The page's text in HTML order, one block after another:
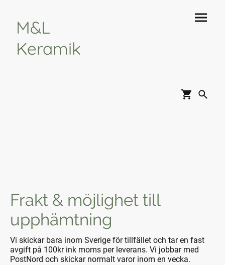
M&L
Keramik
Frakt & möjlighet till
upphämtning
Vi skickar bara inom Sverige för tillfället och tar en fast
avgift på 100kr ink moms per leverans. Vi jobbar med
PostNord och skickar normalt varor inom en vecka.